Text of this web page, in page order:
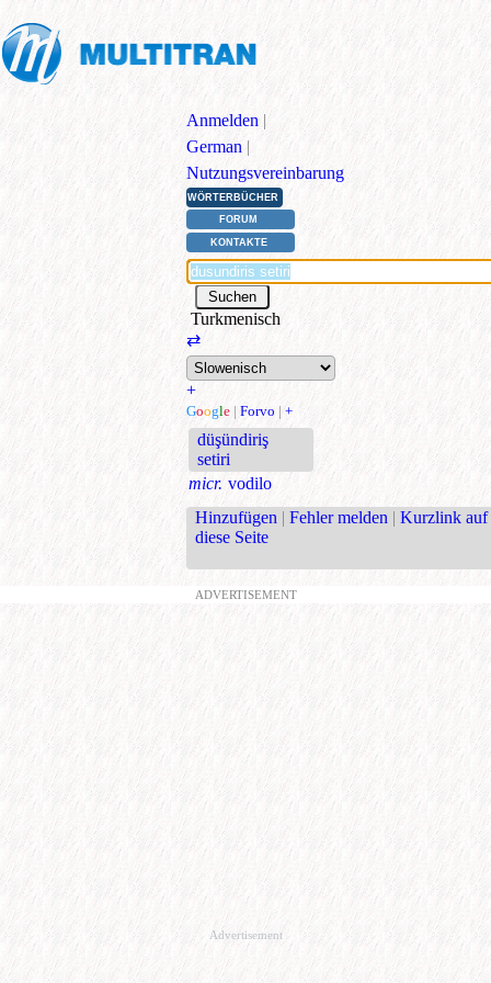
Anmelden |
German |
Nutzungsvereinbarung
WÖRTERBÜCHER
FORUM
KONTAKTE
Turkmenisch
⇄
+
Google | Forvo | +
düşündiriş
setiri
micr. vodilo
Hinzufügen | Fehler melden | Kurzlink auf
diese Seite
ADVERTISEMENT
Advertisement